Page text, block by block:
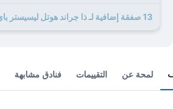
13 صفقة إضافية لـ ذا جراند هوتل ليسيستر باي ذا أنليميتد كوليكشن
لمحة عن التقييمات فنادق مشابهة